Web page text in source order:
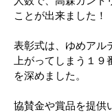
ことが出来ました！
表彰式は、ゆめアル
上がってしまう１
を深めました。
協賛金や賞品を提供